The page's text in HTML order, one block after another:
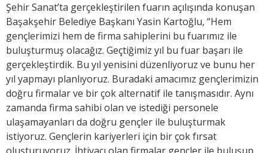
Şehir Sanat’ta gerçekleştirilen fuarın açılışında konuşan
Başakşehir Belediye Başkanı Yasin Kartoğlu, “Hem
gençlerimizi hem de firma sahiplerini bu fuarımız ile
buluşturmuş olacağız. Geçtiğimiz yıl bu fuar başarı ile
gerçekleştirdik. Bu yıl yenisini düzenliyoruz ve bunu her
yıl yapmayı planlıyoruz. Buradaki amacımız gençlerimizin
doğru firmalar ve bir çok alternatif ile tanışmasıdır. Aynı
zamanda firma sahibi olan ve istediği personele
ulaşamayanları da doğru gençler ile buluşturmak
istiyoruz. Gençlerin kariyerleri için bir çok fırsat